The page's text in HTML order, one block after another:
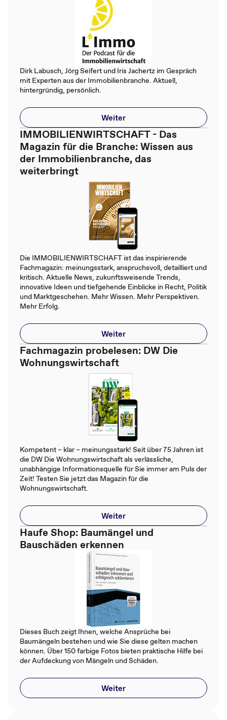
Dirk Labusch, Jörg Seifert und Iris Jachertz im Gespräch
mit Experten aus der Immobilienbranche. Aktuell,
hintergründig, persönlich.
Weiter
IMMOBILIENWIRTSCHAFT - Das
Magazin für die Branche: Wissen aus
der Immobilienbranche, das
weiterbringt
Die IMMOBILIENWIRTSCHAFT ist das inspirierende
Fachmagazin: meinungsstark, anspruchsvoll, detailliert und
kritisch. Aktuelle News, zukunftsweisende Trends,
innovative Ideen und tiefgehende Einblicke in Recht, Politik
und Marktgeschehen. Mehr Wissen. Mehr Perspektiven.
Mehr Erfolg.
Weiter
Fachmagazin probelesen: DW Die
Wohnungswirtschaft
Kompetent – klar – meinungsstark! Seit über 75 Jahren ist
die DW Die Wohnungswirtschaft als verlässliche,
unabhängige Informationsquelle für Sie immer am Puls der
Zeit! Testen Sie jetzt das Magazin für die
Wohnungswirtschaft.
Weiter
Haufe Shop: Baumängel und
Bauschäden erkennen
Dieses Buch zeigt Ihnen, welche Ansprüche bei
Baumängeln bestehen und wie Sie diese gelten machen
können. Über 150 farbige Fotos bieten praktische Hilfe bei
der Aufdeckung von Mängeln und Schäden.
Weiter